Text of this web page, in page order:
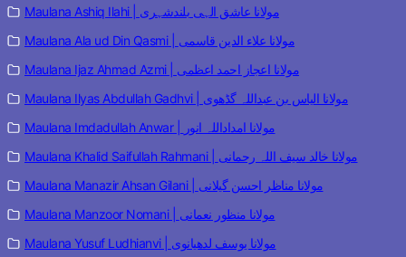
Maulana Ashiq Ilahi | مولانا عاشق الہی بلندشہری
Maulana Ala ud Din Qasmi | مولانا علاء الدین قاسمی
Maulana Ijaz Ahmad Azmi | مولانا اعجاز احمد اعظمی
Maulana Ilyas Abdullah Gadhvi | مولانا الیاس بن عبداللہ گڈھوی
Maulana Imdadullah Anwar | مولانا امداداللہ انور
Maulana Khalid Saifullah Rahmani | مولانا خالد سیف اللہ رحمانی
Maulana Manazir Ahsan Gilani | مولانا مناظر احسن گیلانی
Maulana Manzoor Nomani | مولانا منظور نعمانی
Maulana Yusuf Ludhianvi | مولانا یوسف لدھیانوی